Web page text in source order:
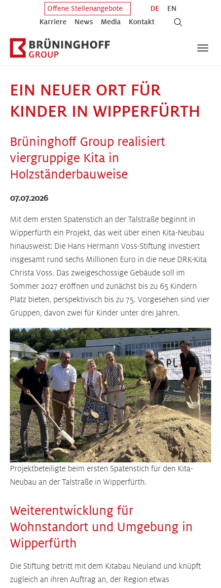
Zum Hauptinhalt springen
Zum Fuß der Seite springen
Offene Stellenangebote
Karriere
News Media Kontakt
DE EN
EIN NEUER ORT FÜR
KINDER IN WIPPERFÜRTH
Brüninghoff Group realisiert
viergruppige Kita in
Holzständerbauweise
07.07.2026
Mit dem ersten Spatenstich an der Talstraße beginnt in
Wipperfürth ein Projekt, das weit über einen Kita-Neubau
hinausweist: Die Hans Hermann Voss-Stiftung investiert
insgesamt rund sechs Millionen Euro in die neue DRK-Kita
Christa Voss. Das zweigeschossige Gebäude soll im
Sommer 2027 eröffnen und zunächst bis zu 65 Kindern
Platz bieten, perspektivisch bis zu 75. Vorgesehen sind vier
Gruppen, davon zwei für Kinder unter drei Jahren.
Projektbeteiligte beim ersten Spatenstich für den Kita-
Neubau an der Talstraße in Wipperfürth.
Weiterentwicklung für
Wohnstandort und Umgebung in
Wipperfürth
Die Stiftung betritt mit dem Kitabau Neuland und knüpft
zugleich an ihren Auftrag an, der Region etwas